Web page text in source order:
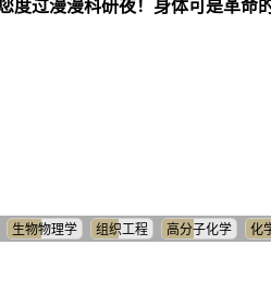
度过漫漫科研夜！身体可是革命
生物物理学 组织工程 高分子化学 化